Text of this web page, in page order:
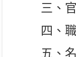
三、
四、
五、